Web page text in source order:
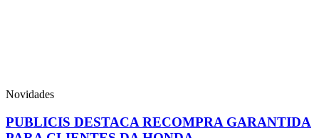
Novidades
PUBLICIS DESTACA RECOMPRA GARANTIDA